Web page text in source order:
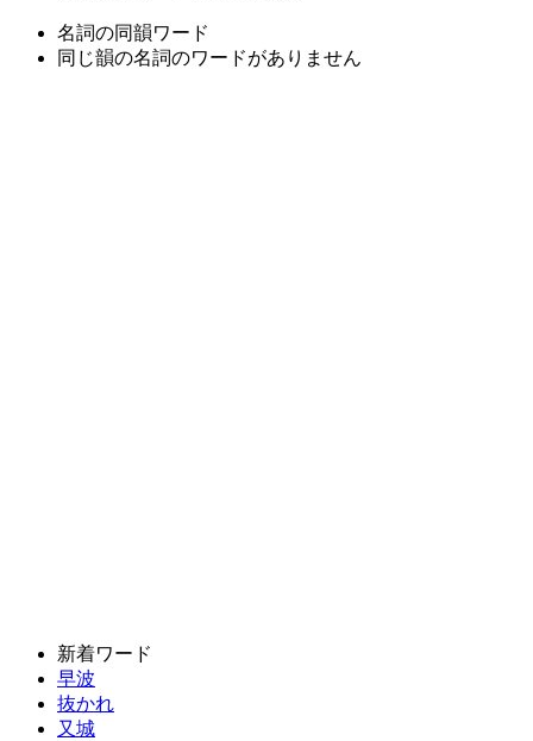
名詞の同韻ワード
同じ韻の名詞のワードがありません
新着ワード
早波
抜かれ
又城